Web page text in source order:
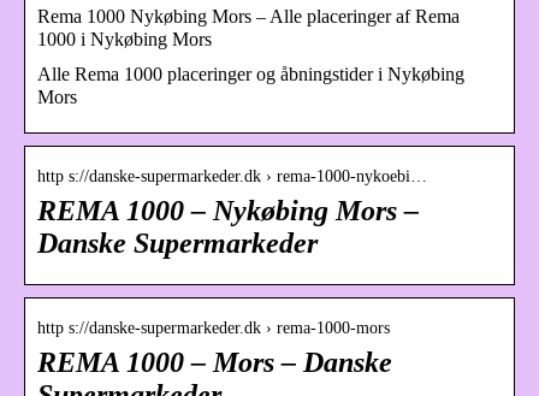
Rema 1000 Nykøbing Mors – Alle placeringer af Rema
1000 i Nykøbing Mors
Alle Rema 1000 placeringer og åbningstider i Nykøbing
Mors
http s://danske-supermarkeder.dk › rema-1000-nykoebi…
REMA 1000 – Nykøbing Mors –
Danske Supermarkeder
http s://danske-supermarkeder.dk › rema-1000-mors
REMA 1000 – Mors – Danske